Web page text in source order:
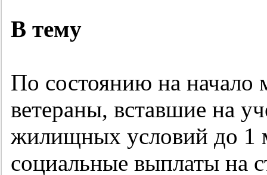
В тему
По состоянию на начало
ветераны, вставшие на
жилищных условий до 1
социальные выплаты на